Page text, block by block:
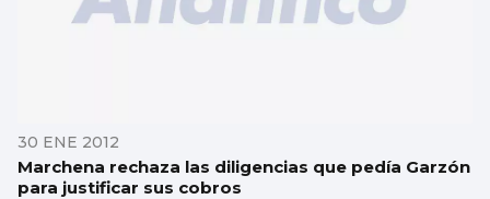
30 ENE 2012
Marchena rechaza las diligencias que pedía Garzón
para justificar sus cobros